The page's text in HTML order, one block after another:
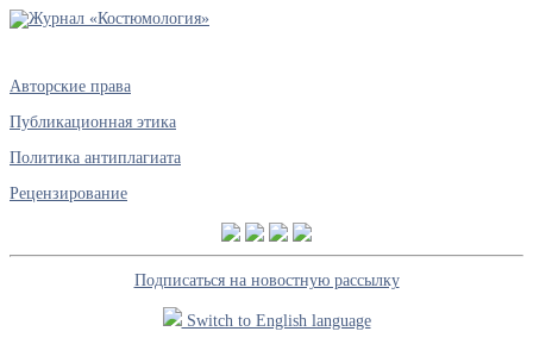
Авторские права
Публикационная этика
Политика антиплагиата
Рецензирование
Подписаться на новостную рассылку
Switch to English language